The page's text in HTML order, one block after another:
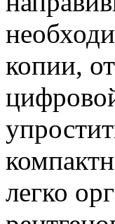
копии,
легко